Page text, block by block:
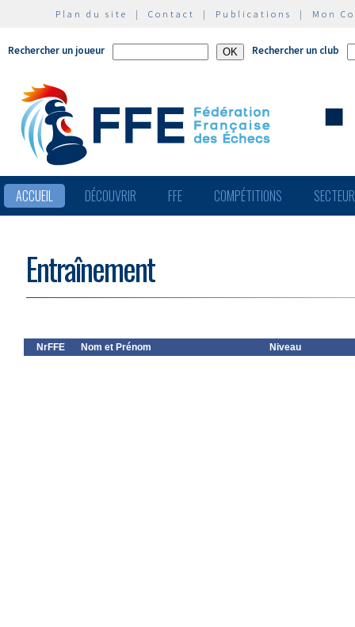
Plan du site | Contact | Publications | Mon
Rechercher un joueur Rechercher un club
ACCUEIL DÉCOUVRIR FFE COMPÉTITIONS
Entraînement
NrFFE Nom et Prénom Niveau